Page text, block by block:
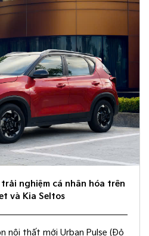
nghiệm cá nhân hóa trên
và Kia Seltos
nội thất mới Urban Pulse (Đỏ